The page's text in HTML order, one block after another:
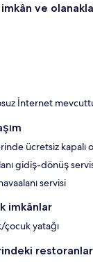
ve
İnternet
ücretsiz kapalı
gidiş-dönüş
servisi
imkânlar
çocuk yatağı
restoranlar